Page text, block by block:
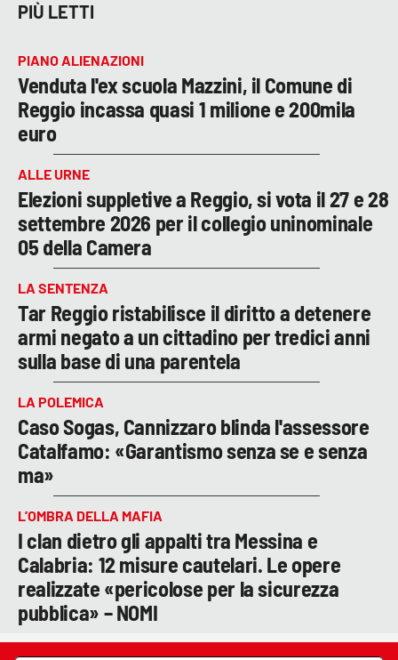
PIÙ LETTI
PIANO ALIENAZIONI
Venduta l'ex scuola Mazzini, il Comune di
Reggio incassa quasi 1 milione e 200mila
euro
ALLE URNE
Elezioni suppletive a Reggio, si vota il 27 e 28
settembre 2026 per il collegio uninominale
05 della Camera
LA SENTENZA
Tar Reggio ristabilisce il diritto a detenere
armi negato a un cittadino per tredici anni
sulla base di una parentela
LA POLEMICA
Caso Sogas, Cannizzaro blinda l'assessore
Catalfamo: «Garantismo senza se e senza
ma»
L’OMBRA DELLA MAFIA
I clan dietro gli appalti tra Messina e
Calabria: 12 misure cautelari. Le opere
realizzate «pericolose per la sicurezza
pubblica» – NOMI